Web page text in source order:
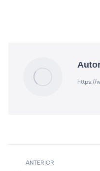
https://
ANTERIOR